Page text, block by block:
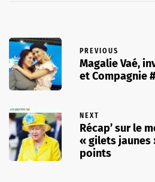
PREVIOUS
Magalie Vaé,
et Compagnie
NEXT
Récap’ sur le
« gilets jaunes
points